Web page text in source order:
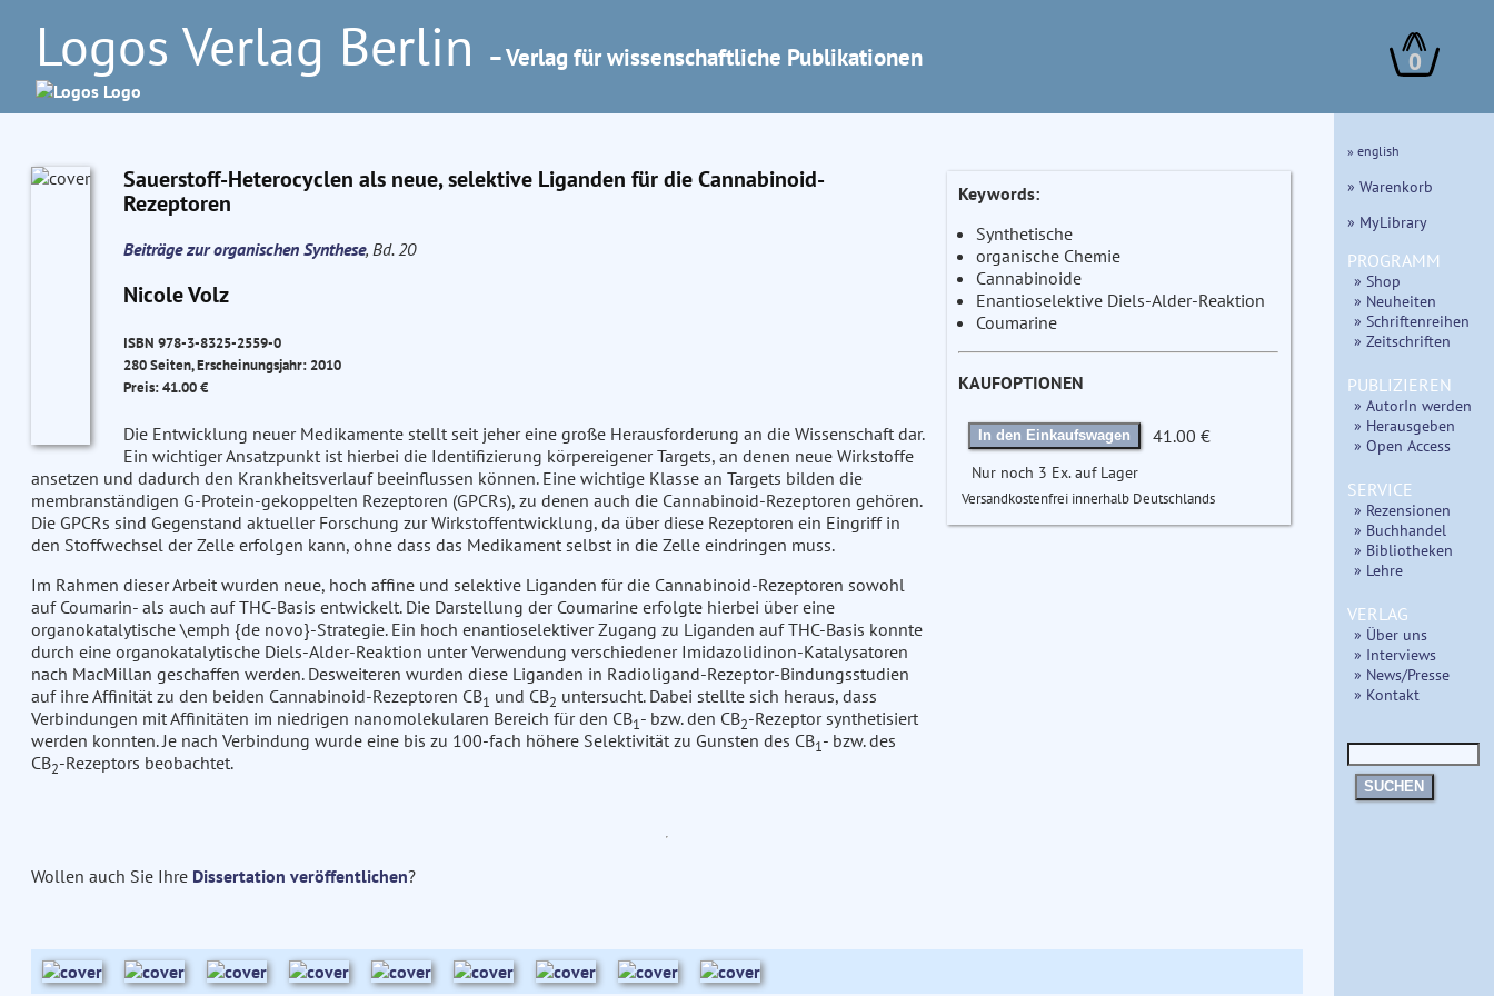
Logos Verlag Berlin – Verlag für wissenschaftliche Publikationen 0
Sauerstoff-Heterocyclen als neue, selektive Liganden für die Cannabinoid-
Rezeptoren
Beiträge zur organischen Synthese, Bd. 20
Nicole Volz
ISBN 978-3-8325-2559-0
280 Seiten, Erscheinungsjahr: 2010
Preis: 41.00 €
Die Entwicklung neuer Medikamente stellt seit jeher eine große Herausforderung an die Wissenschaft dar.
Ein wichtiger Ansatzpunkt ist hierbei die Identifizierung körpereigener Targets, an denen neue Wirkstoffe
ansetzen und dadurch den Krankheitsverlauf beeinflussen können. Eine wichtige Klasse an Targets bilden die
membranständigen G-Protein-gekoppelten Rezeptoren (GPCRs), zu denen auch die Cannabinoid-Rezeptoren gehören.
Die GPCRs sind Gegenstand aktueller Forschung zur Wirkstoffentwicklung, da über diese Rezeptoren ein Eingriff in
den Stoffwechsel der Zelle erfolgen kann, ohne dass das Medikament selbst in die Zelle eindringen muss.
Im Rahmen dieser Arbeit wurden neue, hoch affine und selektive Liganden für die Cannabinoid-Rezeptoren sowohl
auf Coumarin- als auch auf THC-Basis entwickelt. Die Darstellung der Coumarine erfolgte hierbei über eine
organokatalytische \emph {de novo}-Strategie. Ein hoch enantioselektiver Zugang zu Liganden auf THC-Basis konnte
durch eine organokatalytische Diels-Alder-Reaktion unter Verwendung verschiedener Imidazolidinon-Katalysatoren
nach MacMillan geschaffen werden. Desweiteren wurden diese Liganden in Radioligand-Rezeptor-Bindungsstudien
auf ihre Affinität zu den beiden Cannabinoid-Rezeptoren CB1 und CB2 untersucht. Dabei stellte sich heraus, dass
Verbindungen mit Affinitäten im niedrigen nanomolekularen Bereich für den CB1- bzw. den CB2-Rezeptor synthetisiert
werden konnten. Je nach Verbindung wurde eine bis zu 100-fach höhere Selektivität zu Gunsten des CB1- bzw. des
CB2-Rezeptors beobachtet.
Keywords:
Synthetische
organische Chemie
Cannabinoide
Enantioselektive Diels-Alder-Reaktion
Coumarine
KAUFOPTIONEN
In den Einkaufswagen 41.00 €
Nur noch 3 Ex. auf Lager
Versandkostenfrei innerhalb Deutschlands
Wollen auch Sie Ihre Dissertation veröffentlichen?
» english
» Warenkorb
» MyLibrary
PROGRAMM
» Shop
» Neuheiten
» Schriftenreihen
» Zeitschriften
PUBLIZIEREN
» AutorIn werden
» Herausgeben
» Open Access
SERVICE
» Rezensionen
» Buchhandel
» Bibliotheken
» Lehre
VERLAG
» Über uns
» Interviews
» News/Presse
» Kontakt
SUCHEN